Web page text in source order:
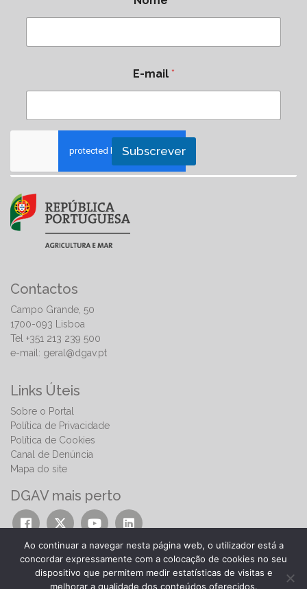
E-mail *
Subscrever
Contactos
Campo Grande, 50
1700-093 Lisboa
Tel +351 213 239 500
e-mail: geral@dgav.pt
Links Úteis
Sobre o Portal
Política de Privacidade
Política de Cookies
Canal de Denúncia
Mapa do site
DGAV mais perto
Ao continuar a navegar nesta página web, o utilizador está a
concordar expressamente com a colocação de cookies no seu
dispositivo que permitem medir estatísticas de visitas e
melhorar a qualidade dos conteúdos oferecidos.